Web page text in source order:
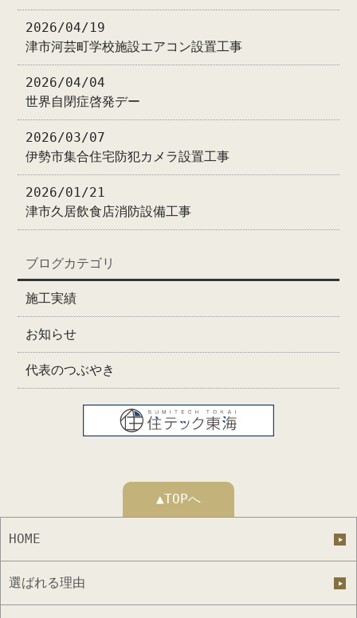
2026/04/19
津市河芸町学校施設エアコン設置工事
2026/04/04
世界自閉症啓発デー
2026/03/07
伊勢市集合住宅防犯カメラ設置工事
2026/01/21
津市久居飲食店消防設備工事
ブログカテゴリ
施工実績
お知らせ
代表のつぶやき
▲TOPへ
HOME
選ばれる理由